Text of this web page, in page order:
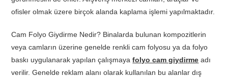
ofisler olmak üzere birçok alanda kaplama işlemi yapılmaktadır.
Cam Folyo Giydirme Nedir? Binalarda bulunan kompozitlerin
veya camların üzerine genelde renkli cam folyosu ya da folyo
baskı uygulanarak yapılan çalışmayafolyo cam giydirme adı
verilir. Genelde reklam alanı olarak kullanılan bu alanlar dış